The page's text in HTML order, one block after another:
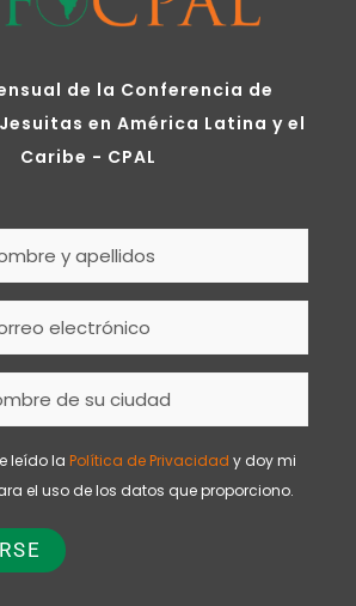
de la Conferencia de
en América Latina y el
Caribe - CPAL
leído la Política de Privacidad y doy mi
el uso de los datos que proporciono.